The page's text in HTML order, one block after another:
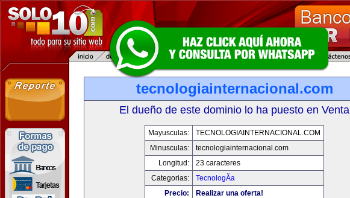
tecnologiainternacional.com
El dueño de este dominio lo ha puesto en Venta
Mayusculas:
TECNOLOGIAINTERNACIONAL.COM
Minusculas:
tecnologiainternacional.com
Longitud:
23 caracteres
Categorias:
TecnologÃ­a
Precio:
Realizar una oferta!